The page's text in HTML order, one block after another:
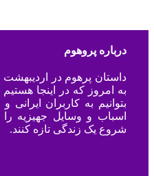
درباره پروهوم
به امروز که در اینجا هستیم
بتوانیم به کاربران ایرانی
اسباب و وسایل جهیزیه را
شروع یک زندگی تازه کنند.